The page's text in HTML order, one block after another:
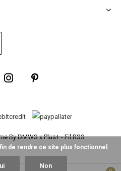
ByDMWSxPlus+-Fil RSS
de rendre ce site plus fonctionnel.
Non